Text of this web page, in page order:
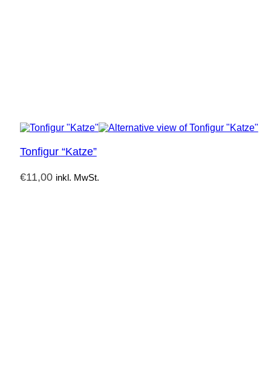
Tonfigur “Katze”
€11,00 inkl. MwSt.